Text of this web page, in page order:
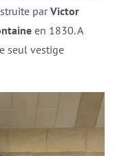
parVictor
en 1830. A
seul vestige